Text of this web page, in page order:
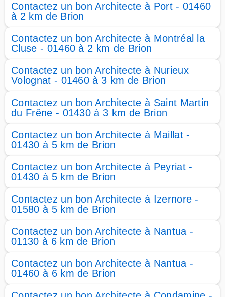
Contactez un bon Architecte à Port - 01460
à 2 km de Brion
Contactez un bon Architecte à Montréal la
Cluse - 01460 à 2 km de Brion
Contactez un bon Architecte à Nurieux
Volognat - 01460 à 3 km de Brion
Contactez un bon Architecte à Saint Martin
du Frêne - 01430 à 3 km de Brion
Contactez un bon Architecte à Maillat -
01430 à 5 km de Brion
Contactez un bon Architecte à Peyriat -
01430 à 5 km de Brion
Contactez un bon Architecte à Izernore -
01580 à 5 km de Brion
Contactez un bon Architecte à Nantua -
01130 à 6 km de Brion
Contactez un bon Architecte à Nantua -
01460 à 6 km de Brion